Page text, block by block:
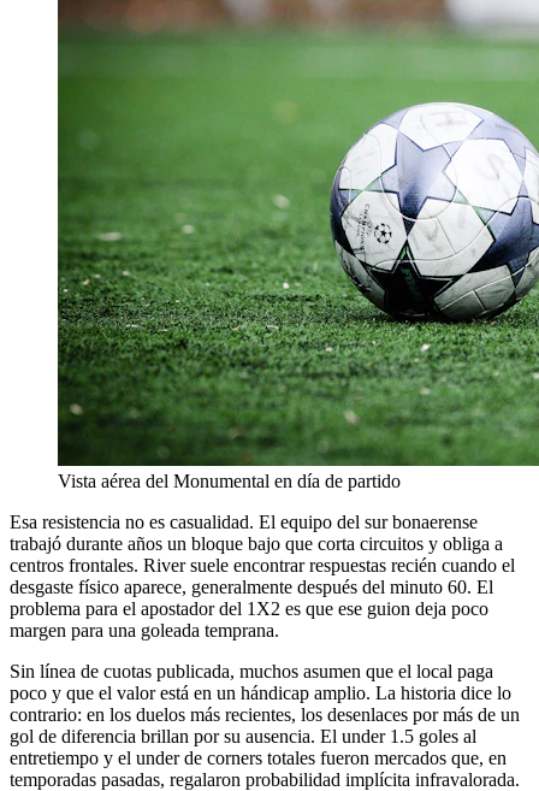
Vista aérea del Monumental en día de partido
Esa resistencia no es casualidad. El equipo del sur bonaerense
trabajó durante años un bloque bajo que corta circuitos y obliga a
centros frontales. River suele encontrar respuestas recién cuando el
desgaste físico aparece, generalmente después del minuto 60. El
problema para el apostador del 1X2 es que ese guion deja poco
margen para una goleada temprana.
Sin línea de cuotas publicada, muchos asumen que el local paga
poco y que el valor está en un hándicap amplio. La historia dice lo
contrario: en los duelos más recientes, los desenlaces por más de un
gol de diferencia brillan por su ausencia. El under 1.5 goles al
entretiempo y el under de corners totales fueron mercados que, en
temporadas pasadas, regalaron probabilidad implícita infravalorada.